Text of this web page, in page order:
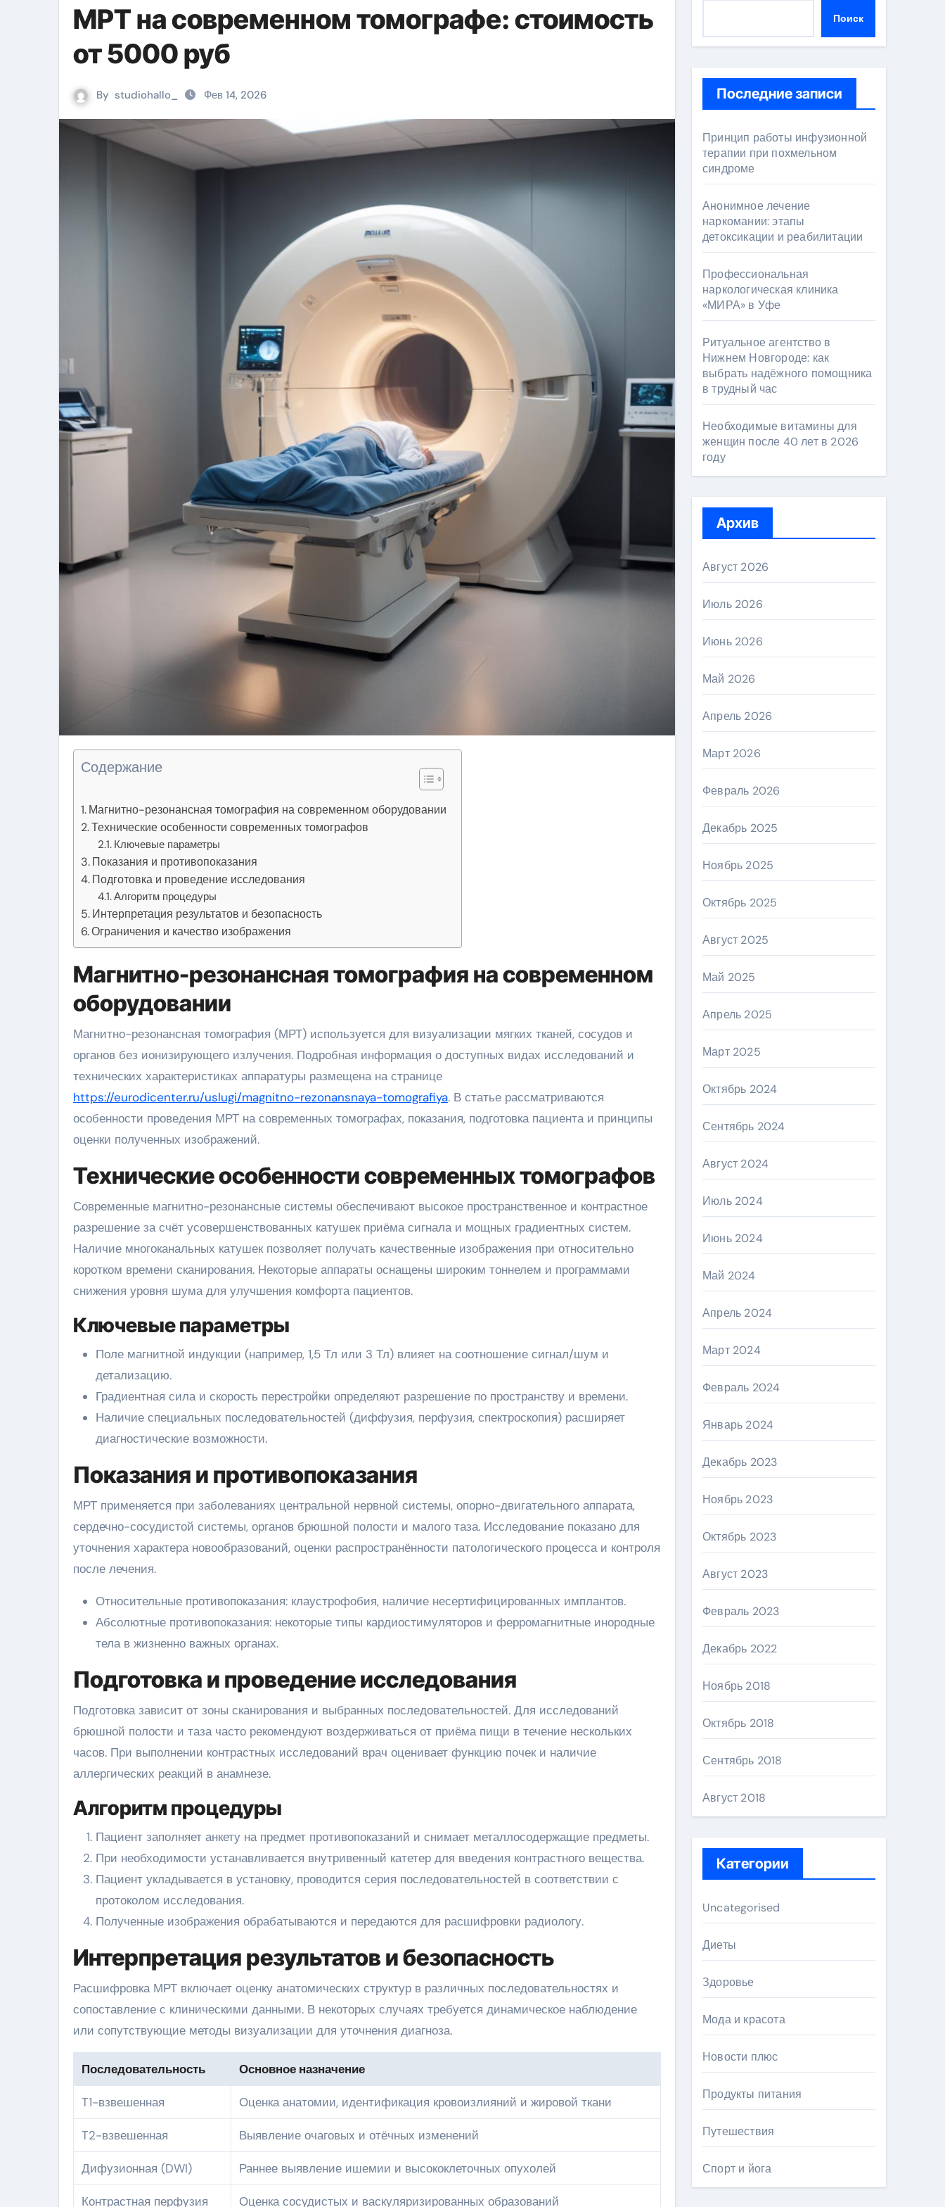
МРТ на современном томографе: стоимость
от 5000 руб
By studiohallo_ Фев 14, 2026
Содержание
Магнитно-резонансная томография на современном оборудовании
Технические особенности современных томографов
Ключевые параметры
Показания и противопоказания
Подготовка и проведение исследования
Алгоритм процедуры
Интерпретация результатов и безопасность
Ограничения и качество изображения
Магнитно-резонансная томография на современном
оборудовании
Магнитно-резонансная томография (МРТ) используется для визуализации мягких тканей, сосудов и
органов без ионизирующего излучения. Подробная информация о доступных видах исследований и
технических характеристиках аппаратуры размещена на странице
https://eurodicenter.ru/uslugi/magnitno-rezonansnaya-tomografiya. В статье рассматриваются
особенности проведения МРТ на современных томографах, показания, подготовка пациента и принципы
оценки полученных изображений.
Технические особенности современных томографов
Современные магнитно-резонансные системы обеспечивают высокое пространственное и контрастное
разрешение за счёт усовершенствованных катушек приёма сигнала и мощных градиентных систем.
Наличие многоканальных катушек позволяет получать качественные изображения при относительно
коротком времени сканирования. Некоторые аппараты оснащены широким тоннелем и программами
снижения уровня шума для улучшения комфорта пациентов.
Ключевые параметры
Поле магнитной индукции (например, 1,5 Тл или 3 Тл) влияет на соотношение сигнал/шум и
детализацию.
Градиентная сила и скорость перестройки определяют разрешение по пространству и времени.
Наличие специальных последовательностей (диффузия, перфузия, спектроскопия) расширяет
диагностические возможности.
Показания и противопоказания
МРТ применяется при заболеваниях центральной нервной системы, опорно-двигательного аппарата,
сердечно-сосудистой системы, органов брюшной полости и малого таза. Исследование показано для
уточнения характера новообразований, оценки распространённости патологического процесса и контроля
после лечения.
Относительные противопоказания: клаустрофобия, наличие несертифицированных имплантов.
Абсолютные противопоказания: некоторые типы кардиостимуляторов и ферромагнитные инородные
тела в жизненно важных органах.
Подготовка и проведение исследования
Подготовка зависит от зоны сканирования и выбранных последовательностей. Для исследований
брюшной полости и таза часто рекомендуют воздерживаться от приёма пищи в течение нескольких
часов. При выполнении контрастных исследований врач оценивает функцию почек и наличие
аллергических реакций в анамнезе.
Алгоритм процедуры
Пациент заполняет анкету на предмет противопоказаний и снимает металлосодержащие предметы.
При необходимости устанавливается внутривенный катетер для введения контрастного вещества.
Пациент укладывается в установку, проводится серия последовательностей в соответствии с
протоколом исследования.
Полученные изображения обрабатываются и передаются для расшифровки радиологу.
Интерпретация результатов и безопасность
Расшифровка МРТ включает оценку анатомических структур в различных последовательностях и
сопоставление с клиническими данными. В некоторых случаях требуется динамическое наблюдение
или сопутствующие методы визуализации для уточнения диагноза.
Последовательность Основное назначение
T1-взвешенная Оценка анатомии, идентификация кровоизлияний и жировой ткани
T2-взвешенная Выявление очаговых и отёчных изменений
Дифузионная (DWI) Раннее выявление ишемии и высококлеточных опухолей
Контрастная перфузия Оценка сосудистых и васкуляризированных образований
Поиск
Последние записи
Принцип работы инфузионной
терапии при похмельном
синдроме
Анонимное лечение
наркомании: этапы
детоксикации и реабилитации
Профессиональная
наркологическая клиника
«МИРА» в Уфе
Ритуальное агентство в
Нижнем Новгороде: как
выбрать надёжного помощника
в трудный час
Необходимые витамины для
женщин после 40 лет в 2026
году
Архив
Август 2026
Июль 2026
Июнь 2026
Май 2026
Апрель 2026
Март 2026
Февраль 2026
Декабрь 2025
Ноябрь 2025
Октябрь 2025
Август 2025
Май 2025
Апрель 2025
Март 2025
Октябрь 2024
Сентябрь 2024
Август 2024
Июль 2024
Июнь 2024
Май 2024
Апрель 2024
Март 2024
Февраль 2024
Январь 2024
Декабрь 2023
Ноябрь 2023
Октябрь 2023
Август 2023
Февраль 2023
Декабрь 2022
Ноябрь 2018
Октябрь 2018
Сентябрь 2018
Август 2018
Категории
Uncategorised
Диеты
Здоровье
Мода и красота
Новости плюс
Продукты питания
Путешествия
Спорт и йога